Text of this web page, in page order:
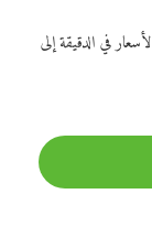
في الدقيقة إلى